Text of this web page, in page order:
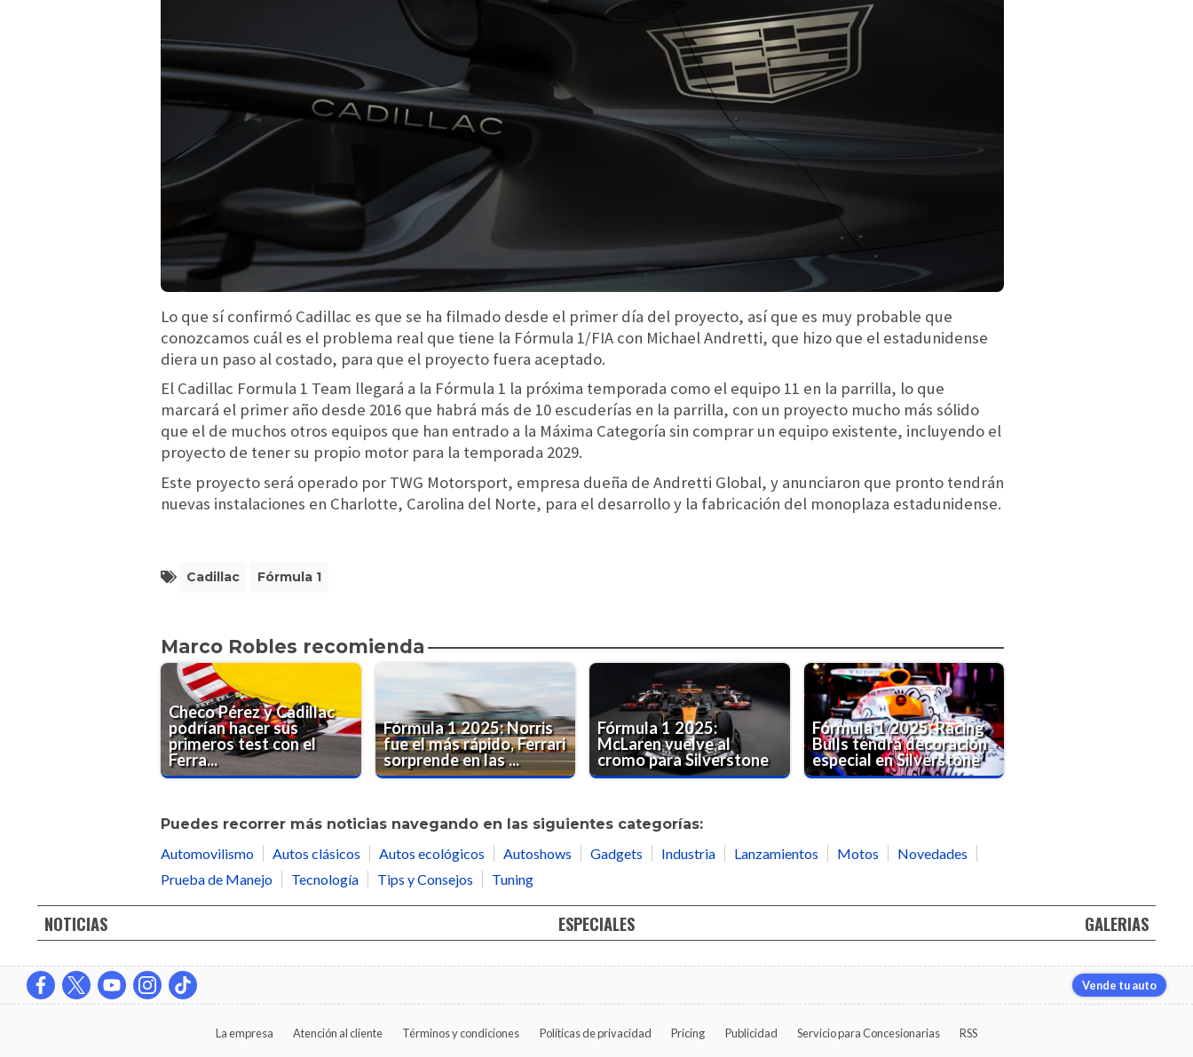
Lo que sí confirmó Cadillac es que se ha filmado desde el primer día del proyecto, así que es muy probable que
conozcamos cuál es el problema real que tiene la Fórmula 1/FIA con Michael Andretti, que hizo que el estadunidense
diera un paso al costado, para que el proyecto fuera aceptado.
El Cadillac Formula 1 Team llegará a la Fórmula 1 la próxima temporada como el equipo 11 en la parrilla, lo que
marcará el primer año desde 2016 que habrá más de 10 escuderías en la parrilla, con un proyecto mucho más sólido
que el de muchos otros equipos que han entrado a la Máxima Categoría sin comprar un equipo existente, incluyendo el
proyecto de tener su propio motor para la temporada 2029.
Este proyecto será operado por TWG Motorsport, empresa dueña de Andretti Global, y anunciaron que pronto tendrán
nuevas instalaciones en Charlotte, Carolina del Norte, para el desarrollo y la fabricación del monoplaza estadunidense.
Cadillac Fórmula 1
Marco Robles recomienda
Checo Pérez y Cadillac
podrían hacer sus
primeros test con el
Ferra...
Fórmula 1 2025: Norris
fue el más rápido, Ferrari
sorprende en las ...
Fórmula 1 2025:
McLaren vuelve al
cromo para Silverstone
Fórmula 1 2025: Racing
Bulls tendrá decoración
especial en Silverstone
Puedes recorrer más noticias navegando en las siguientes categorías:
Automovilismo
Autos clásicos Autos ecológicos Autoshows Gadgets Industria Lanzamientos Motos
Novedades
Prueba de Manejo
Tecnología Tips y Consejos Tuning
NOTICIAS ESPECIALES GALERIAS
Vende tu auto
La empresa Atención al cliente Términos y condiciones Políticas de privacidad Pricing Publicidad Servicio para Concesionarias RSS